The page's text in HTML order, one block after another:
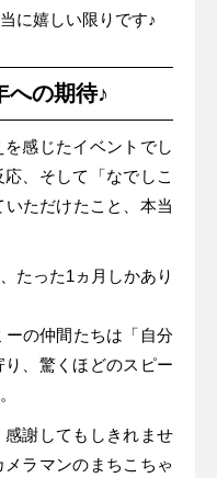
に嬉しい限りです♪
への期待♪
感じたイベントでし
、そして「なでしこ
ただけたこと、本当
たった1ヵ月しかあり
の仲間たちは「自分
、驚くほどのスピー
謝してもしきれませ
ラマンのまちこちゃ